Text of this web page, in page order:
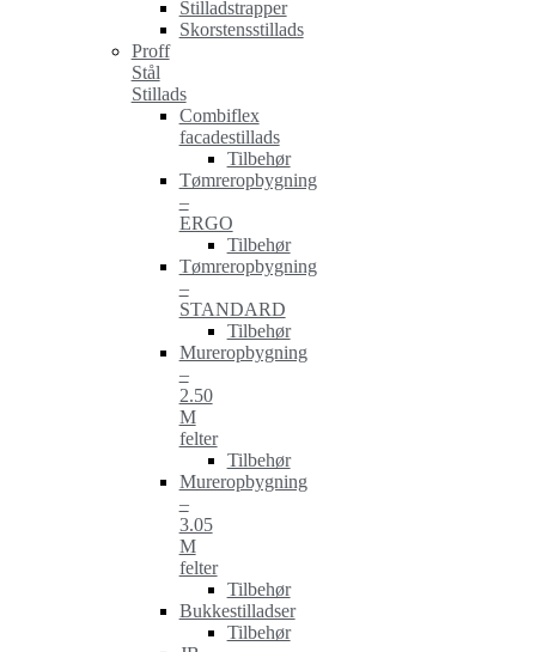
Stilladstrapper
Skorstensstillads
Proff
Stål
Stillads
Combiflex
facadestillads
Tilbehør
Tømreropbygning
–
ERGO
Tilbehør
Tømreropbygning
–
STANDARD
Tilbehør
Mureropbygning
–
2.50
M
felter
Tilbehør
Mureropbygning
–
3.05
M
felter
Tilbehør
Bukkestilladser
Tilbehør